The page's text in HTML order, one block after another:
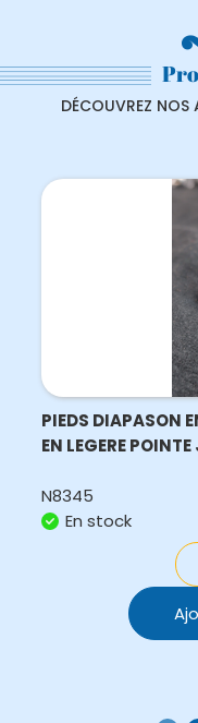
DÉCOUVREZ NOS
PIEDS DIAPASON
EN LEGERE
N8345
En stock